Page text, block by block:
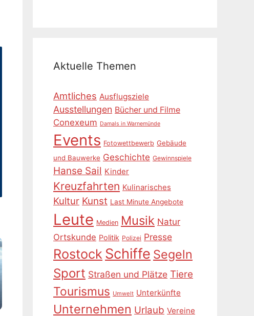
Aktuelle Themen
Amtliches Ausflugsziele
Ausstellungen Bücher und Filme
Conexeum Damals in Warnemünde
Events Fotowettbewerb Gebäude
und Bauwerke Geschichte Gewinnspiele
Hanse Sail Kinder
Kreuzfahrten Kulinarisches
Kultur Kunst Last Minute Angebote
Leute Medien Musik Natur
Ortskunde Politik Polizei Presse
Rostock Schiffe Segeln
Sport Straßen und Plätze Tiere
Tourismus Umwelt Unterkünfte
Unternehmen Urlaub Vereine